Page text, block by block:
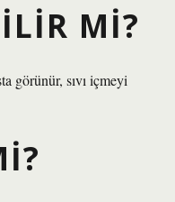
MI?
görünür, sıvı içmeyi